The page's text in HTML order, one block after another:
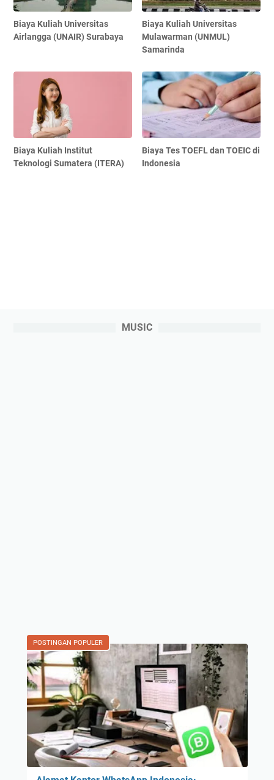
Biaya Kuliah Universitas
Airlangga (UNAIR) Surabaya
Biaya Kuliah Universitas
Mulawarman (UNMUL)
Samarinda
Biaya Kuliah Institut
Teknologi Sumatera (ITERA)
Biaya Tes TOEFL dan TOEIC di
Indonesia
MUSIC
POSTINGAN POPULER